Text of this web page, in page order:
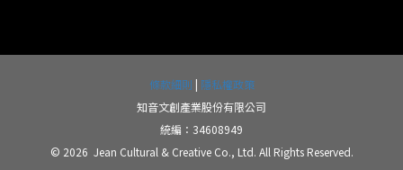
條款細則 | 隱私權政策
知音文創產業股份有限公司
統編：34608949
© 2026 Jean Cultural & Creative Co., Ltd. All Rights Reserved.